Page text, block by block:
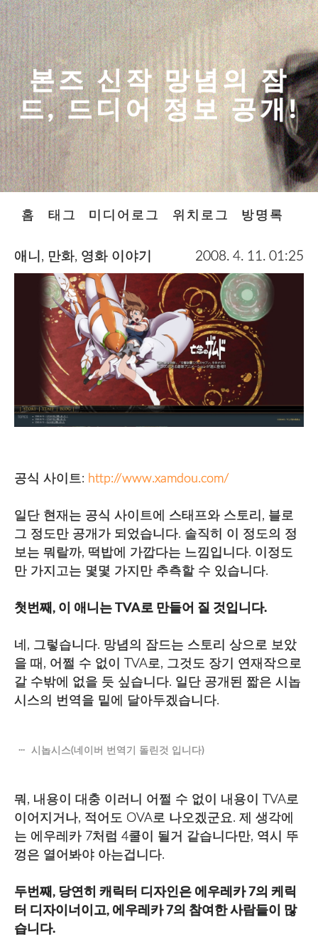
본즈 신작 망념의 잠
드, 드디어 정보 공개!
홈 태그 미디어로그 위치로그 방명록
애니, 만화, 영화 이야기 2008. 4. 11. 01:25
공식 사이트: http://www.xamdou.com/
일단 현재는 공식 사이트에 스태프와 스토리, 블로
그 정도만 공개가 되었습니다. 솔직히 이 정도의 정
보는 뭐랄까, 떡밥에 가깝다는 느낌입니다. 이정도
만 가지고는 몇몇 가지만 추측할 수 있습니다.
첫번째, 이 애니는 TVA로 만들어 질 것입니다.
네, 그렇습니다. 망념의 잠드는 스토리 상으로 보았
을 때, 어쩔 수 없이 TVA로, 그것도 장기 연재작으로
갈 수밖에 없을 듯 싶습니다. 일단 공개된 짧은 시놉
시스의 번역을 밑에 달아두겠습니다.
시놉시스(네이버 번역기 돌린것 입니다)
뭐, 내용이 대충 이러니 어쩔 수 없이 내용이 TVA로
이어지거나, 적어도 OVA로 나오겠군요. 제 생각에
는 에우레카 7처럼 4쿨이 될거 같습니다만, 역시 뚜
껑은 열어봐야 아는겁니다.
두번째, 당연히 캐릭터 디자인은 에우레카 7의 케릭
터 디자이너이고, 에우레카 7의 참여한 사람들이 많
습니다.